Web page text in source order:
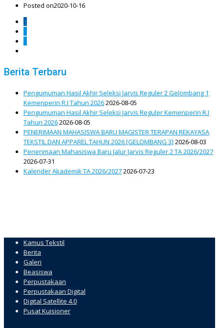
Posted on2020-10-16
1
Berita Terbaru
Pengumuman Hasil Akhir Seleksi Jarvis Reguler 2 Gelombang 1
Kemenperin R.I Tahun 20262026-08-05
Pengumuman Hasil Akhir Seleksi Jarvis Reguler Kemenperin R.I
Tahun 20262026-08-05
PENERIMAAN MAHASISWA BARU MAGISTER TERAPAN REKAYASA
TEKSTIL DAN APPAREL TAHUN 2026 [GELOMBANG 3] 2026-08-03
Penerimaan Mahasiswa Baru Jalur Jarvis Reguler 2 TA 2026/2027
2026-07-31
Kalender Akademik TA 2026/20272026-07-23
Kamus Tekstil
Berita
Galeri
Beasiswa
Perpustakaan
Perpustakaan Digital
Digital Satellite 4.0
Pusat Kuisioner